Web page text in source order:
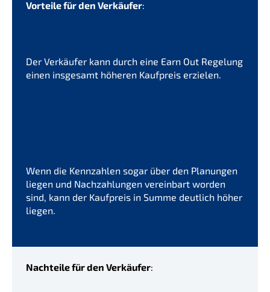
Vortei­le für den Verkäu­fer:
Der Verkäu­fer kann durch eine Earn Out Regelung
einen insge­samt höheren Kaufpreis erzielen.
Wenn die Kennzah­len sogar über den Planun­gen
liegen und Nachzah­lun­gen verein­bart worden
sind, kann der Kaufpreis in Summe deutlich höher
liegen.
Nachtei­le für den Verkäu­fer: